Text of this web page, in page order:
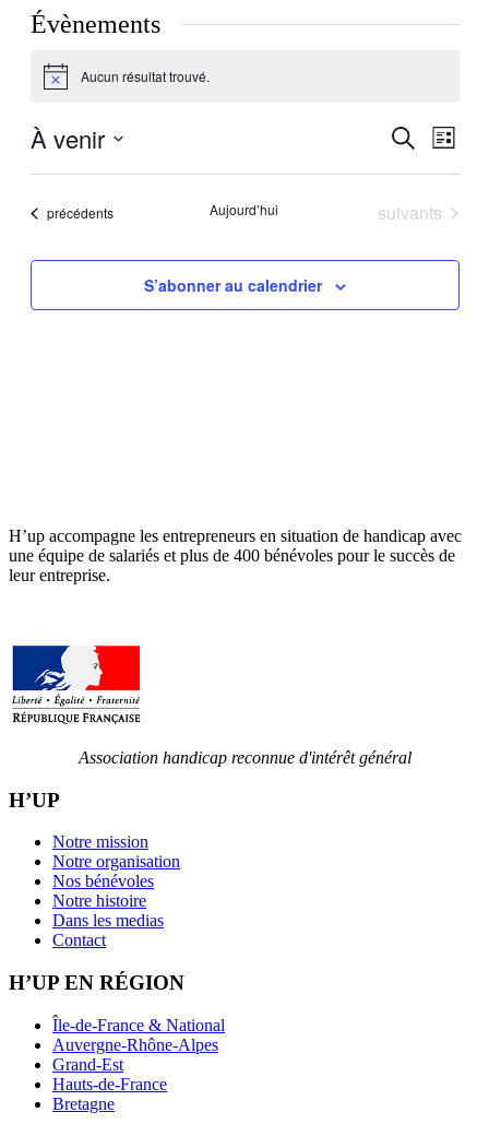
Évènements
Notice Aucun résultat trouvé.
de
vues
Recherche
vues
Liste
À venir
date.Évènements
précédents Aujourd’hui Évènements
suivants
S’abonner au calendrier
H’up accompagne​​ les entrepreneurs en situation de handicap avec
une équipe de salariés et plus de 400 bénévoles pour le succès de
leur entreprise.
Association handicap reconnue d'intérêt général
H’UP
Notre mission
Notre organisation
Nos bénévoles
Notre histoire
Dans les medias
Contact
H’UP EN RÉGION
Île-de-France & National
Auvergne-Rhône-Alpes
Grand-Est
Hauts-de-France
Bretagne